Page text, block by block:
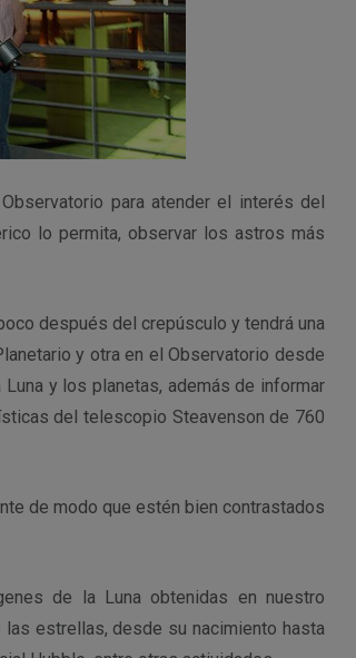
para atender el interés del
lo permita, observar los astros más
después del crepúsculo y tendrá una
y otra en el Observatorio desde
y los planetas, además de informar
del telescopio Steavenson de 760
de modo que estén bien contrastados
de la Luna obtenidas en nuestro
estrellas, desde su nacimiento hasta